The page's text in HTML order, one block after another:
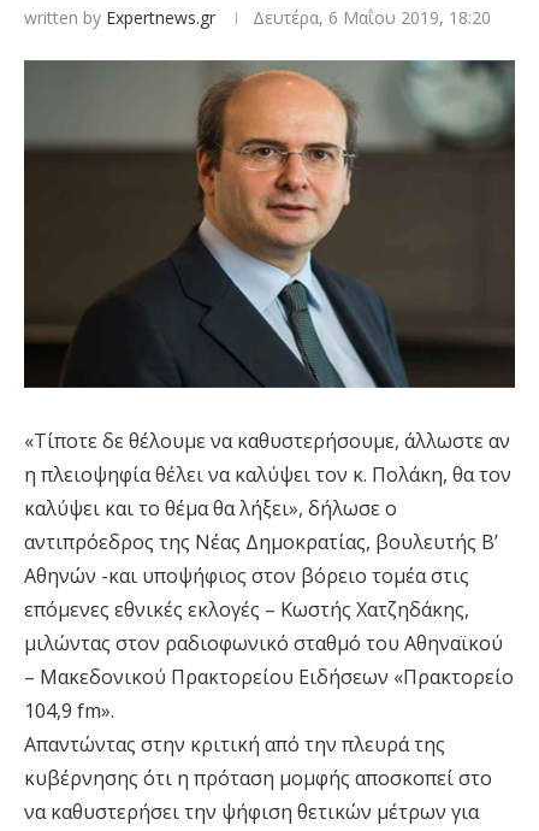
written by Expertnews.gr Δευτέρα, 6 Μαΐου 2019, 18:20
«Τίποτε δε θέλουμε να καθυστερήσουμε, άλλωστε αν
η πλειοψηφία θέλει να καλύψει τον κ. Πολάκη, θα τον
καλύψει και το θέμα θα λήξει», δήλωσε ο
αντιπρόεδρος της Νέας Δημοκρατίας, βουλευτής Β’
Αθηνών -και υποψήφιος στον βόρειο τομέα στις
επόμενες εθνικές εκλογές – Κωστής Χατζηδάκης,
μιλώντας στον ραδιοφωνικό σταθμό του Αθηναϊκού
– Μακεδονικού Πρακτορείου Ειδήσεων «Πρακτορείο
104,9 fm».
Απαντώντας στην κριτική από την πλευρά της
κυβέρνησης ότι η πρόταση μομφής αποσκοπεί στο
να καθυστερήσει την ψήφιση θετικών μέτρων για